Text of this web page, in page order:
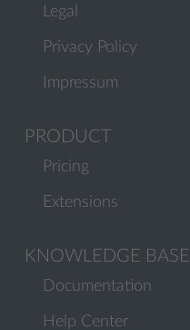
Legal
Privacy Policy
Impressum
PRODUCT
Pricing
Extensions
KNOWLEDGE BASE
Documentation
Help Center